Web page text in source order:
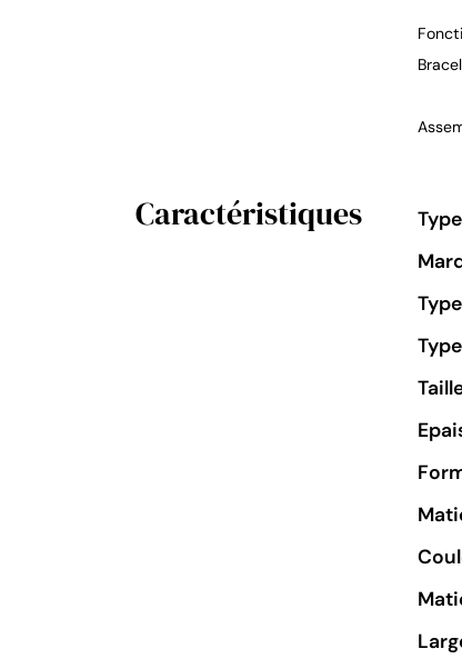
Caractéristiques